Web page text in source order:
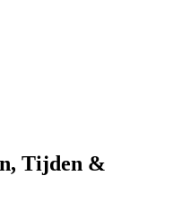
Tijden &